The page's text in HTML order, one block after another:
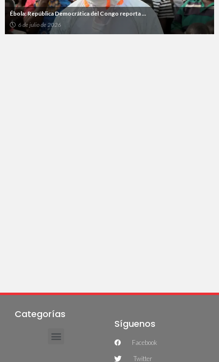
Ébola: República Democrática del Congo reporta ...
6 de julio de 2026
Categorías
Síguenos
Facebook
Twitter